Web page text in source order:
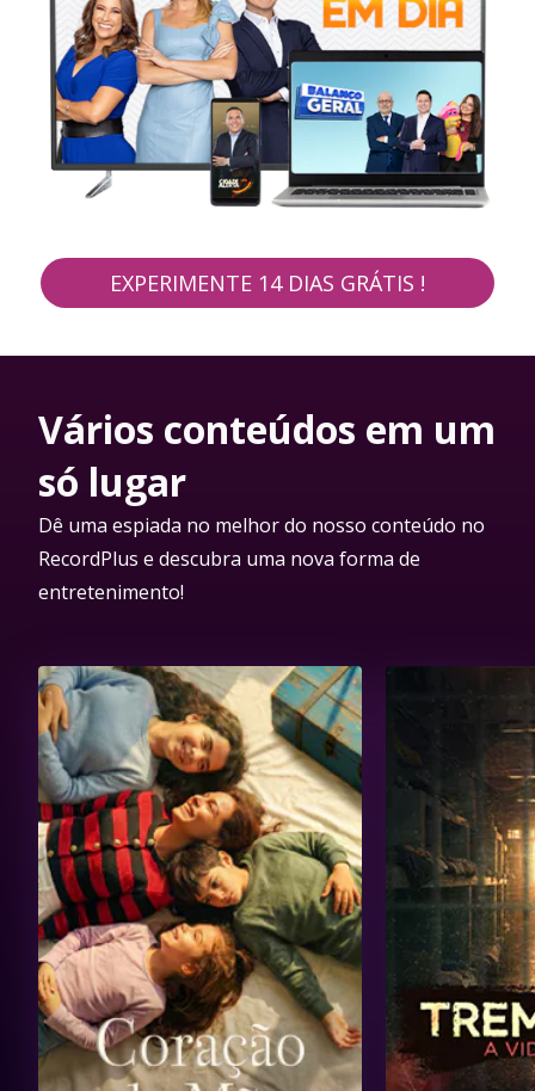
EXPERIMENTE 14 DIAS GRÁTIS !
Vários conteúdos em um
só lugar
Dê uma espiada no melhor do nosso conteúdo no
RecordPlus e descubra uma nova forma de
entretenimento!